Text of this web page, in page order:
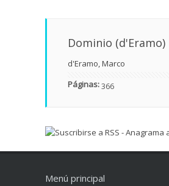
Dominio (d'Eramo)
d'Eramo, Marco
Páginas:366
Menú principal